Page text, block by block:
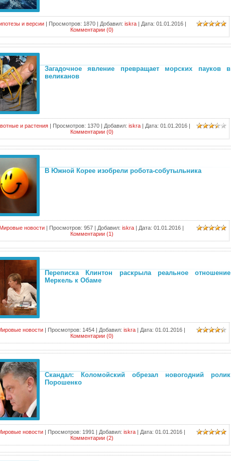
и версии| Просмотров: 1870 | Добавил: iskra| Дата: 01.01.2016 |
Комментарии (0)
Загадочное явление превращает морских пауков в
великанов
и растения | Просмотров: 1370 | Добавил: iskra | Дата: 01.01.2016 |
Комментарии (0)
В Южной Корее изобрели робота-собутыльника
Мировые новости| Просмотров: 957 | Добавил: iskra| Дата: 01.01.2016 |
Комментарии (1)
Переписка Клинтон раскрыла реальное отношение
Меркель к Обаме
новости| Просмотров: 1454 | Добавил: iskra| Дата: 01.01.2016 |
Комментарии (0)
Скандал: Коломойский обрезал новогодний ролик
Порошенко
новости| Просмотров: 1991 | Добавил: iskra| Дата: 01.01.2016 |
Комментарии (2)